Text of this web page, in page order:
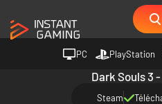
PC PlayStation
Dark Souls 3
Steam